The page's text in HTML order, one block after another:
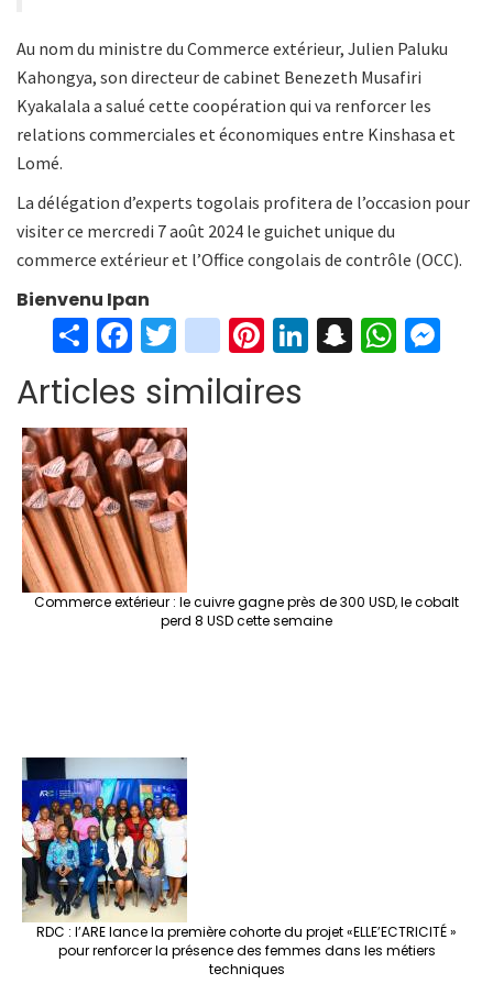
Au nom du ministre du Commerce extérieur, Julien Paluku
Kahongya, son directeur de cabinet Benezeth Musafiri
Kyakalala a salué cette coopération qui va renforcer les
relations commerciales et économiques entre Kinshasa et
Lomé.
La délégation d’experts togolais profitera de l’occasion pour
visiter ce mercredi 7 août 2024 le guichet unique du
commerce extérieur et l’Office congolais de contrôle (OCC).
Bienvenu Ipan
S
h
ar
e
Fa
ce
b
o
o
k
T
wi
tt
er
in
st
ag
Pi
er
Li S W
Articles similaires
Commerce extérieur : le cuivre gagne près de 300 USD, le cobalt
perd 8 USD cette semaine
RDC : l’ARE lance la première cohorte du projet «ELLE’ECTRICITÉ »
pour renforcer la présence des femmes dans les métiers
techniques